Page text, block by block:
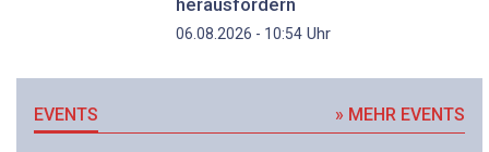
herausfordern
06.08.2026 - 10:54Uhr
EVENTS » MEHR EVENTS